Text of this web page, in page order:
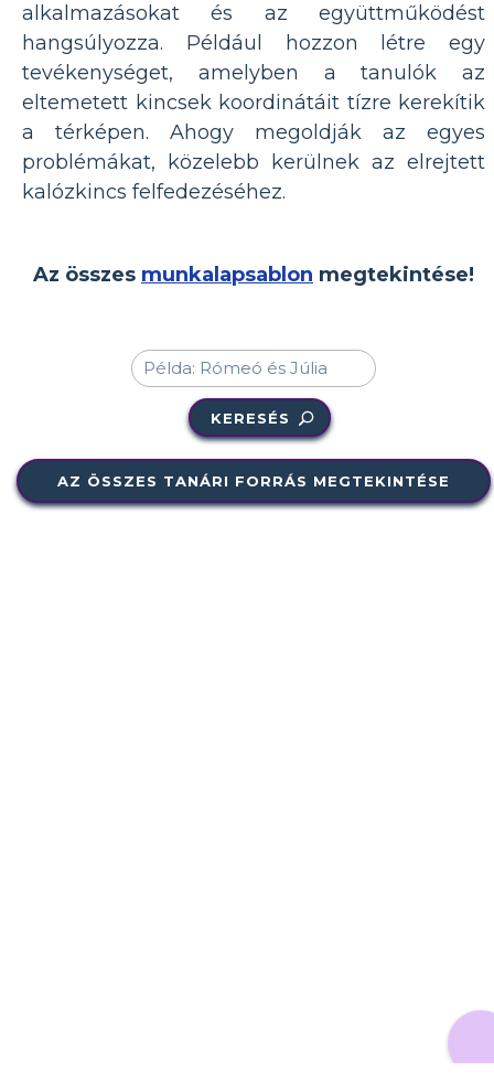
alkalmazásokat és az együttműködést
hangsúlyozza. Például hozzon létre egy
tevékenységet, amelyben a tanulók az
eltemetett kincsek koordinátáit tízre kerekítik
a térképen. Ahogy megoldják az egyes
problémákat, közelebb kerülnek az elrejtett
kalózkincs felfedezéséhez.
Az összes munkalapsablon megtekintése!
KERESÉS
AZ ÖSSZES TANÁRI FORRÁS MEGTEKINTÉSE